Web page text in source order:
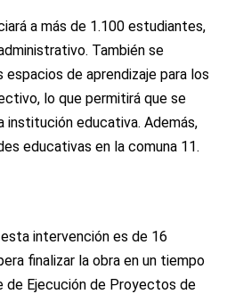
a más de 1.100 estudiantes,
También se
espacios de aprendizaje para los
lo que permitirá que se
institución educativa. Además,
educativas en la comuna 11.
intervención es de 16
finalizar la obra en un tiempo
de Ejecución de Proyectos de